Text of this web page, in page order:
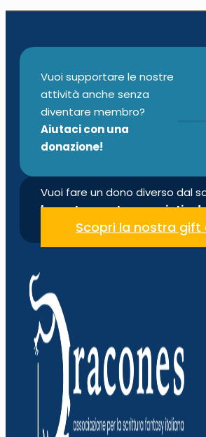
Vuoi supportare le nostre
attività anche senza
diventare membro?
Aiutaci con una
donazione!
Vuoi fare un dono diverso dal
la nostra quota associativa!
Scopri la nostra gift